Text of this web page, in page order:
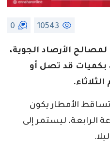
10543
0
الأرصاد الجوية،
بكميات قد تصل أو
الأمطار يكون
الرابعة، ليستمر إلى